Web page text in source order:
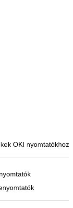
OKI nyomtatókhoz